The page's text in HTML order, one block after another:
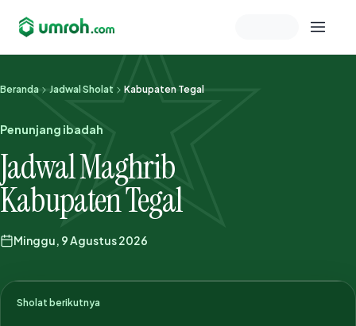
Memeriksa sesi akun
Beranda Jadwal Sholat Kabupaten Tegal
Penunjang ibadah
Jadwal Maghrib
Kabupaten Tegal
Minggu, 9 Agustus 2026
Sholat berikutnya